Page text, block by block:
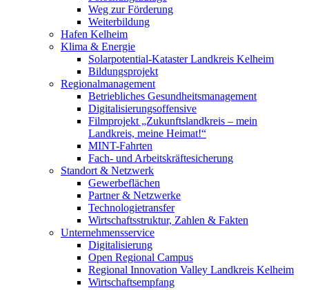
Weg zur Förderung
Weiterbildung
Hafen Kelheim
Klima & Energie
Solarpotential-Kataster Landkreis Kelheim
Bildungsprojekt
Regionalmanagement
Betriebliches Gesundheitsmanagement
Digitalisierungsoffensive
Filmprojekt „Zukunftslandkreis – mein
Landkreis, meine Heimat!“
MINT-Fahrten
Fach- und Arbeitskräftesicherung
Standort & Netzwerk
Gewerbeflächen
Partner & Netzwerke
Technologietransfer
Wirtschaftsstruktur, Zahlen & Fakten
Unternehmensservice
Digitalisierung
Open Regional Campus
Regional Innovation Valley Landkreis Kelheim
Wirtschaftsempfang